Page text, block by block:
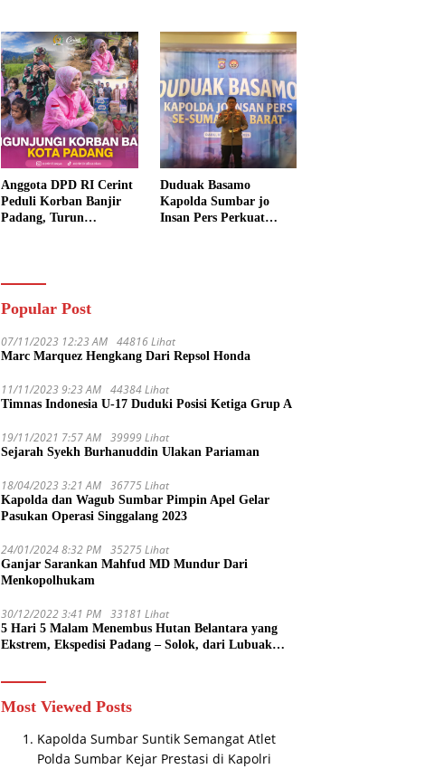
Anggota DPD RI Cerint
Peduli Korban Banjir
Padang, Turun
Duduak Basamo
Kapolda Sumbar jo
Insan Pers Perkuat
Popular Post
07/11/2023 12:23 AM 44816 Lihat
Marc Marquez Hengkang Dari Repsol Honda
11/11/2023 9:23 AM 44384 Lihat
Timnas Indonesia U-17 Duduki Posisi Ketiga Grup A
19/11/2021 7:57 AM 39999 Lihat
Sejarah Syekh Burhanuddin Ulakan Pariaman
18/04/2023 3:21 AM 36775 Lihat
Kapolda dan Wagub Sumbar Pimpin Apel Gelar
Pasukan Operasi Singgalang 2023
24/01/2024 8:32 PM 35275 Lihat
Ganjar Sarankan Mahfud MD Mundur Dari
Menkopolhukam
30/12/2022 3:41 PM 33181 Lihat
5 Hari 5 Malam Menembus Hutan Belantara yang
Ekstrem, Ekspedisi Padang – Solok, dari Lubuak
Most Viewed Posts
Kapolda Sumbar Suntik Semangat Atlet
Polda Sumbar Kejar Prestasi di Kapolri